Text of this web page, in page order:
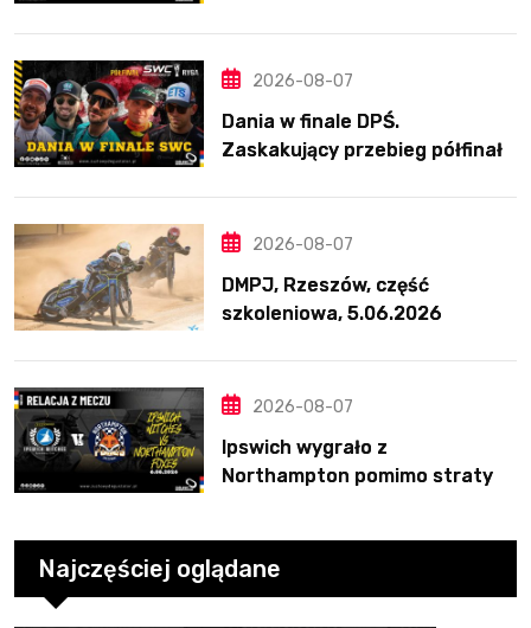
2026-08-07
Dania w finale DPŚ.
Zaskakujący przebieg półfinału
2026-08-07
DMPJ, Rzeszów, część
szkoleniowa, 5.06.2026
2026-08-07
Ipswich wygrało z
Northampton pomimo straty
Najczęściej oglądane